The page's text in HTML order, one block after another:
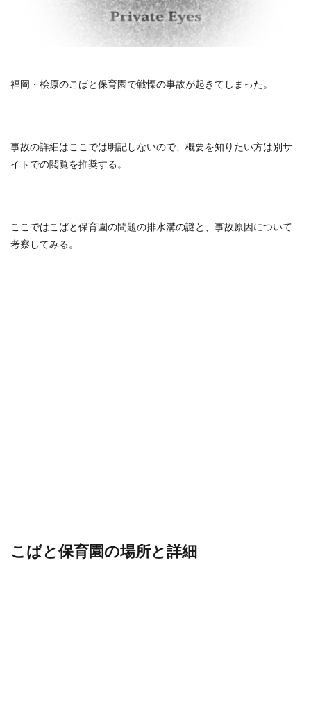
福岡・桧原のこばと保育園で戦慄の事故が起きてしまった。
事故の詳細はここでは明記しないので、概要を知りたい方は別サ
イトでの閲覧を推奨する。
ここではこばと保育園の問題の排水溝の謎と、事故原因について
考察してみる。
こばと保育園の場所と詳細